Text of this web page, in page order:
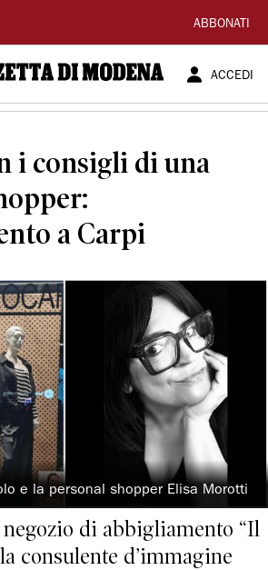
ABBONATI
ACCEDI
i consigli di una
a Carpi
e la personal shopper Elisa Morotti
negozio di abbigliamento “Il
consulente d’immagine